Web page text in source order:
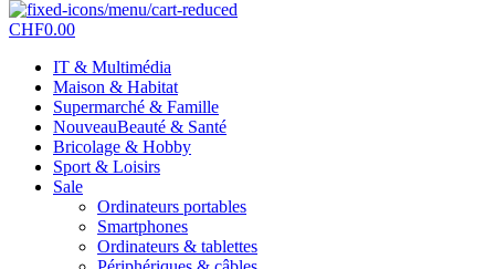
CHF0.00
IT & Multimédia
Maison & Habitat
Supermarché & Famille
NouveauBeauté & Santé
Bricolage & Hobby
Sport & Loisirs
Sale
Ordinateurs portables
Smartphones
Ordinateurs & tablettes